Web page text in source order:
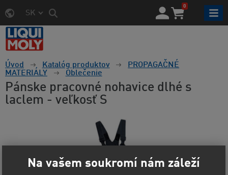
SK
0
Úvod Katalóg produktov
PROPAGAČNÉ
MATERIÁLY
Oblečenie
Pánske pracovné nohavice dlhé s
laclem - veľkosť S
Na vašem soukromí nám záleží